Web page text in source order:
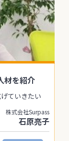
材を紹介
ていきたい
株式会社Surpass
石原亮子